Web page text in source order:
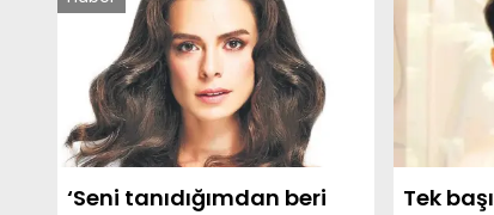
‘Seni tanıdığımdan beri
Tek